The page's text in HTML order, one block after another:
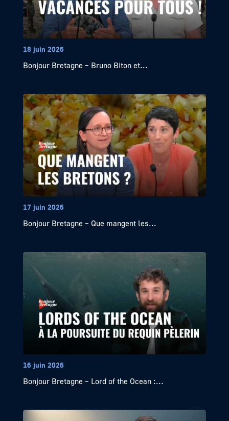
18 juin 2026
Bonjour Bretagne – Bruno Biton et...
17 juin 2026
Bonjour Bretagne – Que mangent les...
16 juin 2026
Bonjour Bretagne – Lord of the Ocean :...